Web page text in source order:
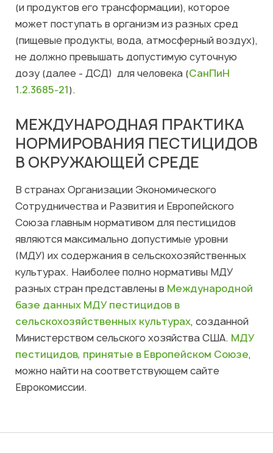
(и продуктов его трансформации), которое
может поступать в организм из разных сред
(пищевые продукты, вода, атмосферный воздух),
не должно превышать допустимую суточную
дозу (далее - ДСД) для человека (СанПиН
1.2.3685-21).
МЕЖДУНАРОДНАЯ ПРАКТИКА
НОРМИРОВАНИЯ ПЕСТИЦИДОВ
В ОКРУЖАЮЩЕЙ СРЕДЕ
В странах Организации Экономического
Сотрудничества и Развития и Европейского
Союза главным нормативом для пестицидов
являются максимально допустимые уровни
(МДУ) их содержания в сельскохозяйственных
культурах. Наиболее полно нормативы МДУ
разных стран представлены в Международной
базе данных МДУ пестицидов в
сельскохозяйственных культурах, созданной
Министерством сельского хозяйства США. МДУ
пестицидов, принятые в Европейском Союзе,
можно найти на соответствующем сайте
Еврокомиссии.